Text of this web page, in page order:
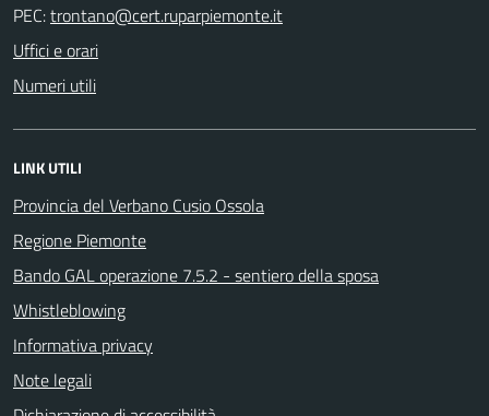
PEC:
Uffici e orari
Numeri utili
LINK UTILI
Provincia del Verbano Cusio Ossola
Regione Piemonte
Bando GAL operazione 7.5.2 - sentiero della sposa
Whistleblowing
Informativa privacy
Note legali